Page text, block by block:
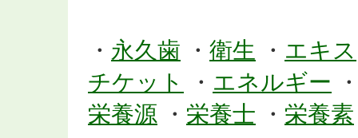
・ 永久歯 ・ 衛生 ・ エキス
チケット
・ エネルギー
栄養源 ・ 栄養士 ・ 栄養素